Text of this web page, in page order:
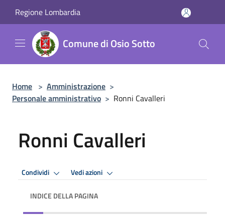
Regione Lombardia
Comune di Osio Sotto
Home > Amministrazione >
Personale amministrativo > Ronni Cavalleri
Ronni Cavalleri
Condividi Vedi azioni
INDICE DELLA PAGINA